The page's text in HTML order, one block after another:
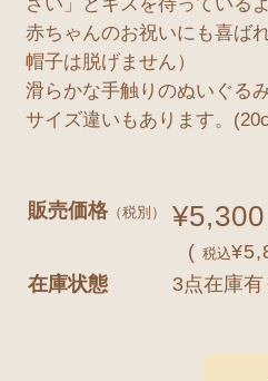
赤ちゃんのお祝いにも喜ば
帽子は脱げません）
滑らかな手触りのぬいぐるみ
サイズ違いもあります。
販売価格（税別） ¥5,300
(税込
在庫状態 3点在庫有